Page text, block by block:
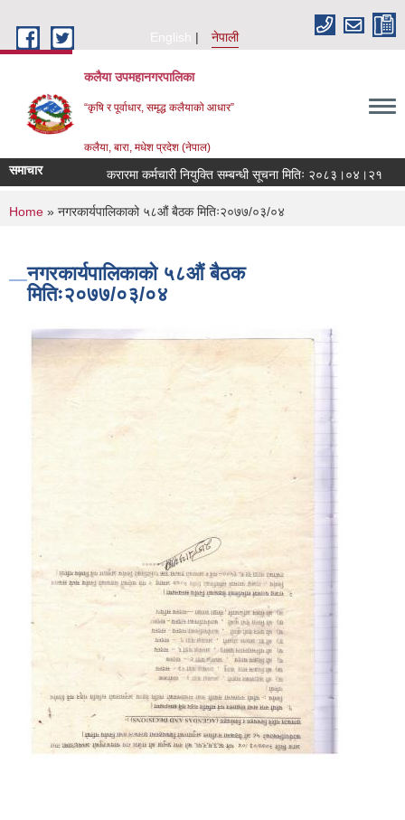
English
नेपाली
कलैया उपमहानगरपालिका
“कृषि र पूर्वाधार, समृद्ध कलैयाको आधार”
कलैया, बारा, मधेश प्रदेश (नेपाल)
समाचार करारमा कर्मचारी नियुक्ति सम्बन्धी सूचना मितिः २०८३।०४।२१
You are here
Home » नगरकार्यपालिकाको ५८औं बैठक मितिः२०७७/०३/०४
नगरकार्यपालिकाको ५८औं बैठक
मितिः२०७७/०३/०४